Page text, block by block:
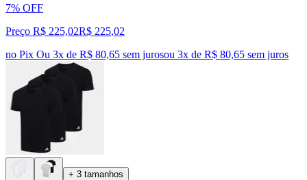
7% OFF
Preço R$ 225,02R$ 225,02
no Pix Ou 3x de R$ 80,65 sem jurosou 3x de R$ 80,65 sem juros
+ 3 tamanhos